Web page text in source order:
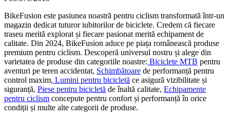
BikeFusion este pasiunea noastră pentru ciclism transformată într-un
magazin dedicat tuturor iubitorilor de biciclete. Credem că fiecare
traseu merită explorat și fiecare pasionat merită echipament de
calitate. Din 2024, BikeFusion aduce pe piața românească produse
premium pentru ciclism. Descoperă universul nostru și alege din
varietatea de produse din categoriile noastre: Biciclete MTB pentru
aventuri pe teren accidentat, Schimbătoare de performanță pentru
control maxim, Lumini pentru bicicletă ce asigură vizibilitate și
siguranță, Piese pentru bicicletă de înaltă calitate, Echipamente
pentru ciclism concepute pentru confort și performanță în orice
condiții și multe alte categorii de produse.